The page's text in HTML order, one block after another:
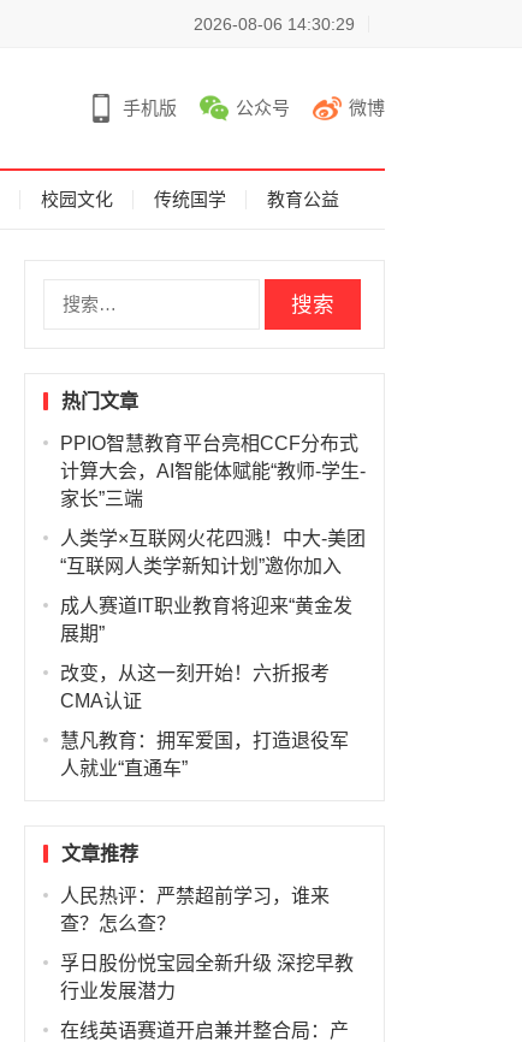
2026-08-06 14:30:29
手机版 公众号 微博
校园文化 传统国学 教育公益
热门文章
PPIO智慧教育平台亮相CCF分布式
计算大会，AI智能体赋能“教师-学生-
家长”三端
人类学×互联网火花四溅！中大-美团
“互联网人类学新知计划”邀你加入
成人赛道IT职业教育将迎来“黄金发
展期”
改变，从这一刻开始！六折报考
CMA认证
慧凡教育：拥军爱国，打造退役军
人就业“直通车”
文章推荐
人民热评：严禁超前学习，谁来
查？怎么查？
孚日股份悦宝园全新升级 深挖早教
行业发展潜力
在线英语赛道开启兼并整合局：产